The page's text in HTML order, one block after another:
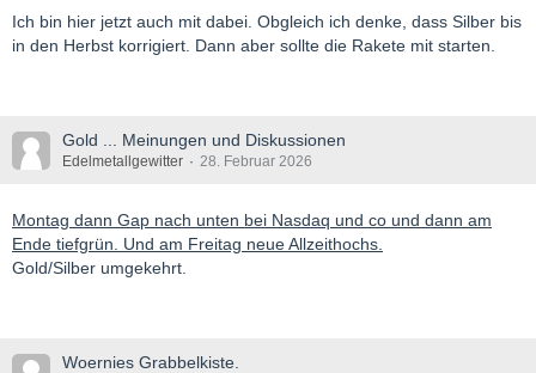
Ich bin hier jetzt auch mit dabei. Obgleich ich denke, dass Silber bis
in den Herbst korrigiert. Dann aber sollte die Rakete mit starten.
Gold ... Meinungen und Diskussionen
Edelmetallgewitter 28. Februar 2026
Montag dann Gap nach unten bei Nasdaq und co und dann am
Ende tiefgrün. Und am Freitag neue Allzeithochs.
Gold/Silber umgekehrt.
Woernies Grabbelkiste.